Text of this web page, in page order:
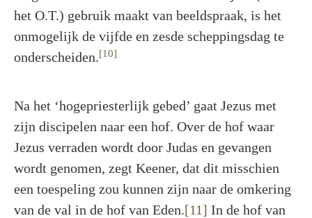
het O.T.) gebruik maakt van beeldspraak, is het
onmogelijk de vijfde en zesde scheppingsdag te
onderscheiden.[10]
Na het ‘hogepriesterlijk gebed’ gaat Jezus met
zijn discipelen naar een hof. Over de hof waar
Jezus verraden wordt door Judas en gevangen
wordt genomen, zegt Keener, dat dit misschien
een toespeling zou kunnen zijn naar de omkering
van de val in de hof van Eden.[11] In de hof van